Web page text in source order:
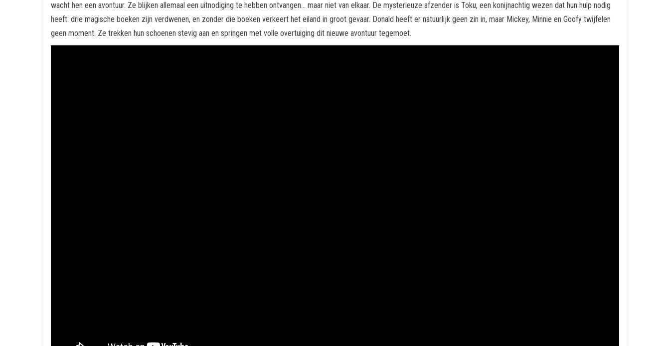
wacht hen een avontuur. Ze blijken allemaal een uitnodiging te hebben ontvangen… maar niet van elkaar. De mysterieuze afzender is Toku, een konijnachtig wezen dat hun hulp nodig
heeft: drie magische boeken zijn verdwenen, en zonder die boeken verkeert het eiland in groot gevaar. Donald heeft er natuurlijk geen zin in, maar Mickey, Minnie en Goofy twijfelen
geen moment. Ze trekken hun schoenen stevig aan en springen met volle overtuiging dit nieuwe avontuur tegemoet.